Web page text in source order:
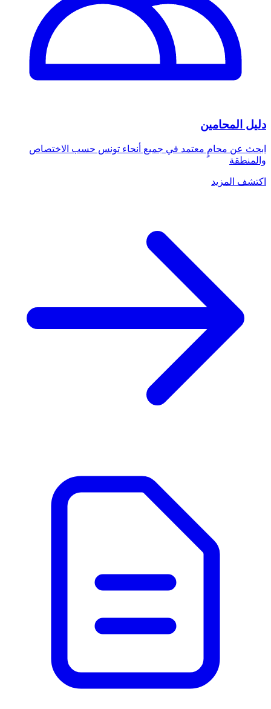
دليل المحامين
ابحث عن محامٍ معتمد في جميع أنحاء تونس حسب الاختصاص
والمنطقة
اكتشف المزيد